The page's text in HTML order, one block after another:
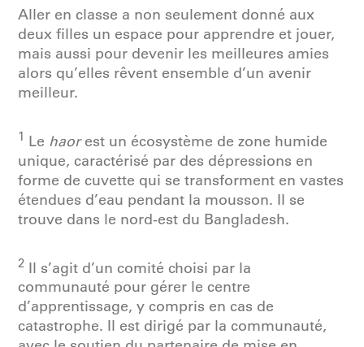
Aller en classe a non seulement donné aux
deux filles un espace pour apprendre et jouer,
mais aussi pour devenir les meilleures amies
alors qu’elles rêvent ensemble d’un avenir
meilleur.
1 Le haorest un écosystème de zone humide
unique, caractérisé par des dépressions en
forme de cuvette qui se transforment en vastes
étendues d’eau pendant la mousson. Il se
trouve dans le nord-est du Bangladesh.
2 Il s’agit d’un comité choisi par la
communauté pour gérer le centre
d’apprentissage, y compris en cas de
catastrophe. Il est dirigé par la communauté,